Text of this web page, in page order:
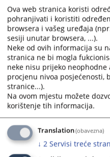
Press
the
question
mark
key
to
get
the
keyboard
shortcuts
for
changing
dates.
the
mark
key
to
get
the
for
29.08.2018.
Obavještenje o nabavci
23.07.2018.
Obavještenje o nabavci
23.07.2018.
Obavještenje o nabavci
20.07.2018.
Obavještenje o nabavci
Ova web stranica koristi
pohranjivati i koristiti
browsera i vašeg uređaja
sesiji unutar browsera, ...).
Neke od ovih informacija su
stranica ne bi mogla
neke nisu prijeko
procjenu nivoa posjećenosti,
stranice...).
Na ovom mjestu možete
korištenje tih informacija.
Translation(obavezna)
↓ 2 Servisi treće